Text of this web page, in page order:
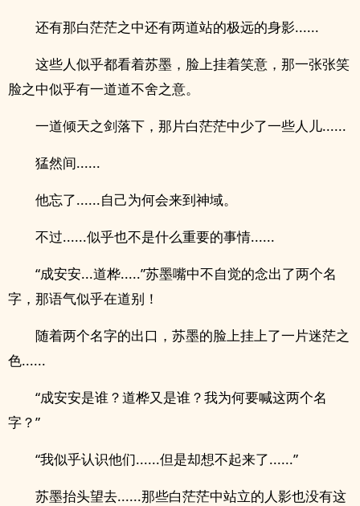
还有那白茫茫之中还有两道站的极远的身影......
这些人似乎都看着苏墨，脸上挂着笑意，那一张张笑
脸之中似乎有一道道不舍之意。
一道倾天之剑落下，那片白茫茫中少了一些人儿......
猛然间......
他忘了......自己为何会来到神域。
不过......似乎也不是什么重要的事情......
“成安安...道桦.....”苏墨嘴中不自觉的念出了两个名
字，那语气似乎在道别！
随着两个名字的出口，苏墨的脸上挂上了一片迷茫之
色......
“成安安是谁？道桦又是谁？我为何要喊这两个名
字？”
“我似乎认识他们......但是却想不起来了......”
苏墨抬头望去......那些白茫茫中站立的人影也没有这